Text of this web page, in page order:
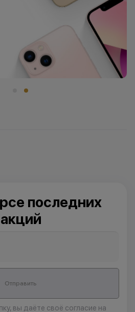
последних
Отправить
вы даёте своё согласие на